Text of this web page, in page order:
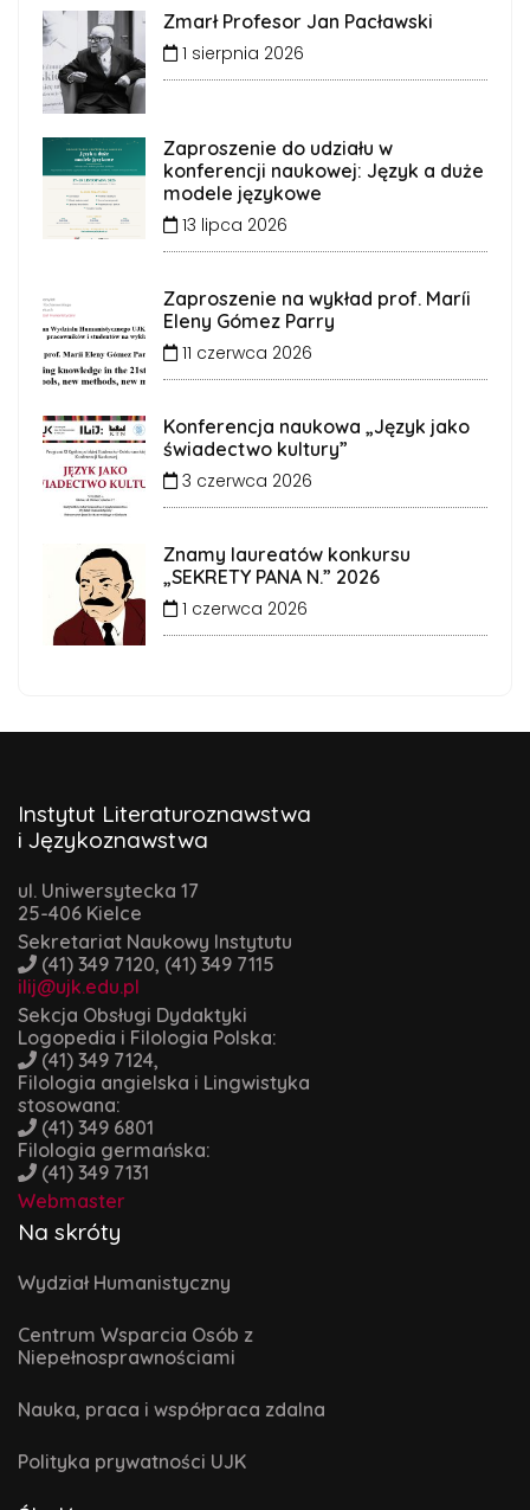
Zmarł Profesor Jan Pacławski
1 sierpnia 2026
Zaproszenie do udziału w
konferencji naukowej: Język a duże
modele językowe
13 lipca 2026
Zaproszenie na wykład prof. Maríi
Eleny Gómez Parry
11 czerwca 2026
Konferencja naukowa „Język jako
świadectwo kultury”
3 czerwca 2026
Znamy laureatów konkursu
„SEKRETY PANA N.” 2026
1 czerwca 2026
Instytut Literaturoznawstwa
i Językoznawstwa
ul. Uniwersytecka 17
25-406 Kielce
Sekretariat Naukowy Instytutu
(41) 349 7120, (41) 349 7115
ilij@ujk.edu.pl
Sekcja Obsługi Dydaktyki
Logopedia i Filologia Polska:
(41) 349 7124,
Filologia angielska i Lingwistyka
stosowana:
(41) 349 6801
Filologia germańska:
(41) 349 7131
Webmaster
Na skróty
Wydział Humanistyczny
Centrum Wsparcia Osób z
Niepełnosprawnościami
Nauka, praca i współpraca zdalna
Polityka prywatności UJK